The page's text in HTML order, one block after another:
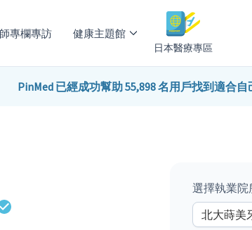
專欄專訪 健康主題館
日本醫療專區
PinMed 已經成功幫助 55,898 名用戶找到適合自
選擇執業院